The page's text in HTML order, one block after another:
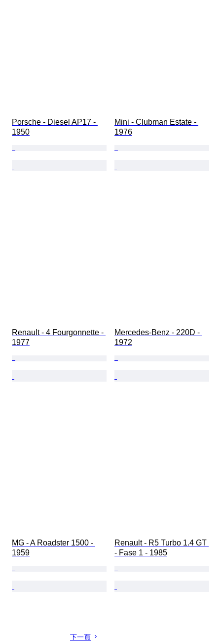
Porsche - Diesel AP17 -
1950
Mini - Clubman Estate -
1976
Renault - 4 Fourgonnette -
1977
Mercedes-Benz - 220D -
1972
MG - A Roadster 1500 -
1959
Renault - R5 Turbo 1.4 GT
- Fase 1 - 1985
下一頁